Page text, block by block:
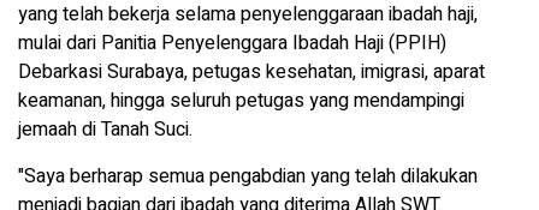
yang telah bekerja selama penyelenggaraan ibadah haji,
mulai dari Panitia Penyelenggara Ibadah Haji (PPIH)
Debarkasi Surabaya, petugas kesehatan, imigrasi, aparat
keamanan, hingga seluruh petugas yang mendampingi
jemaah di Tanah Suci.
"Saya berharap semua pengabdian yang telah dilakukan